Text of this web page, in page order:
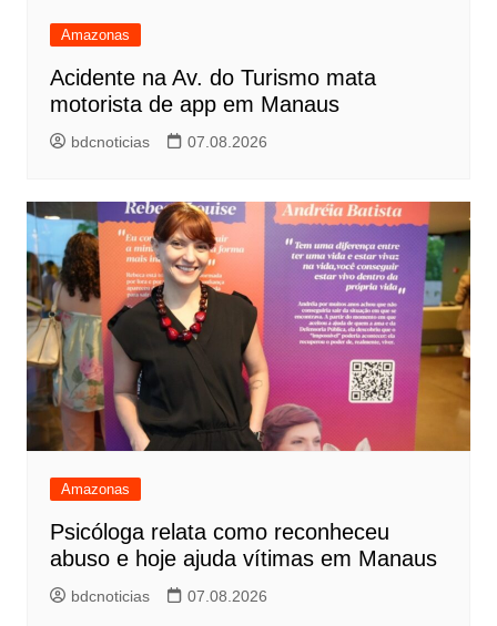
Amazonas
Acidente na Av. do Turismo mata
motorista de app em Manaus
bdcnoticias 07.08.2026
Amazonas
Psicóloga relata como reconheceu
abuso e hoje ajuda vítimas em Manaus
bdcnoticias 07.08.2026